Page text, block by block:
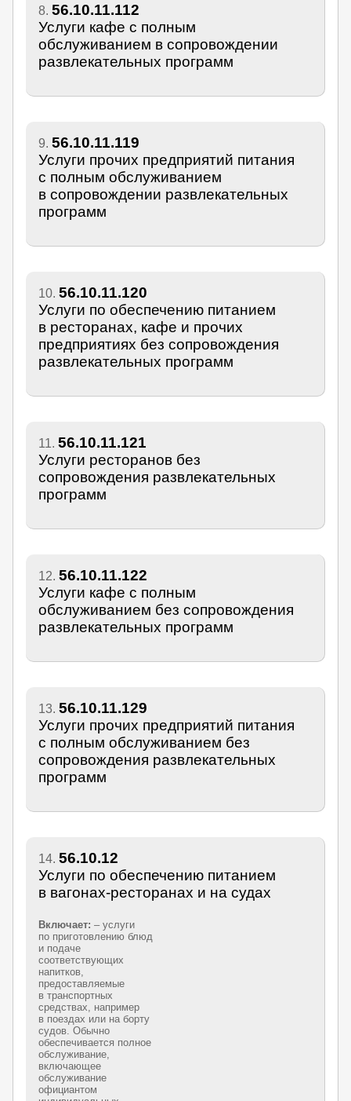
8. 56.10.11.112
Услуги кафе с полным
обслуживанием в сопровождении
развлекательных программ
9. 56.10.11.119
Услуги прочих предприятий питания
с полным обслуживанием
в сопровождении развлекательных
программ
10. 56.10.11.120
Услуги по обеспечению питанием
в ресторанах, кафе и прочих
предприятиях без сопровождения
развлекательных программ
11. 56.10.11.121
Услуги ресторанов без
сопровождения развлекательных
программ
12. 56.10.11.122
Услуги кафе с полным
обслуживанием без сопровождения
развлекательных программ
13. 56.10.11.129
Услуги прочих предприятий питания
с полным обслуживанием без
сопровождения развлекательных
программ
14. 56.10.12
Услуги по обеспечению питанием
в вагонах-ресторанах и на судах
Включает: – услуги
по приготовлению блюд
и подаче
соответствующих
напитков,
предоставляемые
в транспортных
средствах, например
в поездах или на борту
судов. Обычно
обеспечивается полное
обслуживание,
включающее
обслуживание
официантом